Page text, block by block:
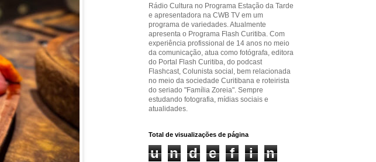
Rádio Cultura no Programa Estação da Tarde
e apresentadora na CWB TV em um
programa de variedades. Atualmente
apresenta o Programa Flash Curitiba. Com
experiência profissional de 14 anos no meio
da comunicação, atua como fotógrafa, editora
do Portal Flash Curitiba, do podcast
Flashcast, Colunista social, bem relacionada
no meio da sociedade Curitibana e roteirista
do seriado "Família Zoreia". Sempre
estudando fotografia, mídias sociais e
atualidades.
Total de visualizações de página
u n d e f i
n